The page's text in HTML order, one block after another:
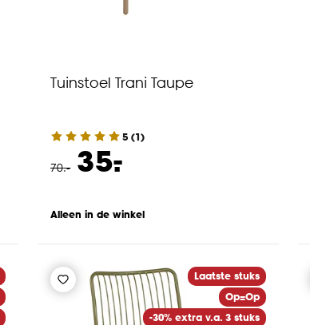
Tuinstoel Trani Taupe
5 (1)
70.- 35.
-
Alleen in de winkel
Laatste stuks
Op=Op
-30% extra v.a. 3 stuks